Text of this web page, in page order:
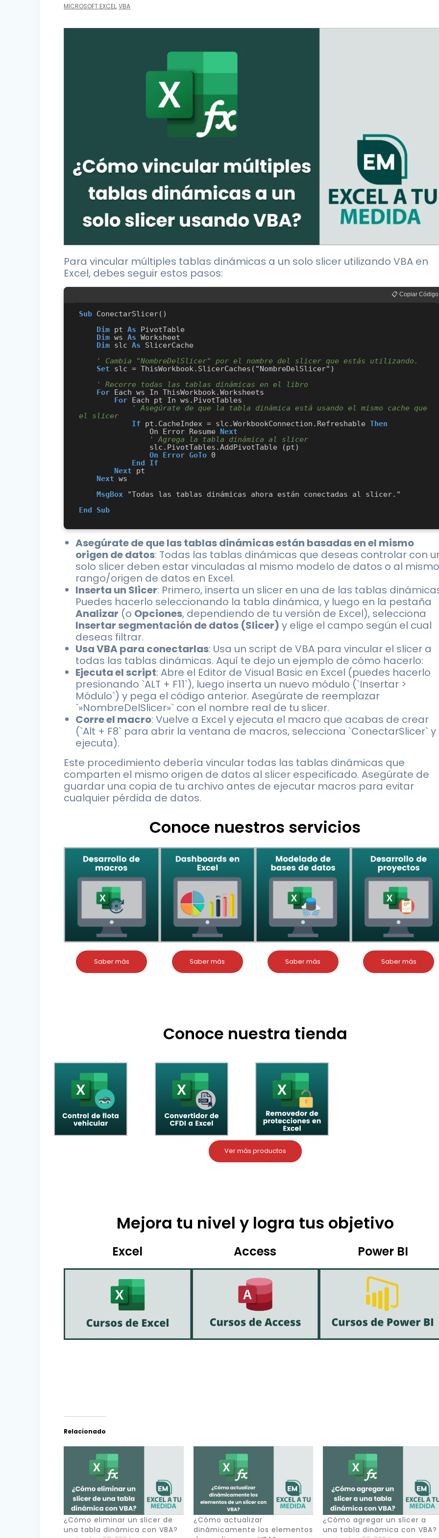
MICROSOFT EXCEL,VBA
Para vincular múltiples tablas dinámicas a un solo slicer utilizando VBA en
Excel, debes seguir estos pasos:
📋 Copiar Código
Sub ConectarSlicer()
Dim pt As PivotTable
Dim ws As Worksheet
Dim slc As SlicerCache
' Cambia "NombreDelSlicer" por el nombre del slicer que estás utilizando.
Set slc = ThisWorkbook.SlicerCaches("NombreDelSlicer")
' Recorre todas las tablas dinámicas en el libro
For Each ws In ThisWorkbook.Worksheets
For Each pt In ws.PivotTables
' Asegúrate de que la tabla dinámica está usando el mismo cache que
el slicer
If pt.CacheIndex = slc.WorkbookConnection.Refreshable Then
                On Error Resume
Next
' Agrega la tabla dinámica al slicer
On Error GoTo 0
End
If
Next pt
Next ws
MsgBox "Todas las tablas dinámicas ahora están conectadas al slicer."
End
Sub
Asegúrate de que las tablas dinámicas están basadas en el mismo
origen de datos: Todas las tablas dinámicas que deseas controlar con
solo slicer deben estar vinculadas al mismo modelo de datos o al mismo
rango/origen de datos en Excel.
Inserta un Slicer: Primero, inserta un slicer en una de las tablas
Puedes hacerlo seleccionando la tabla dinámica, y luego en la pestaña
Analizar (o Opciones, dependiendo de tu versión de Excel), selecciona
Insertar segmentación de datos (Slicer) y elige el campo según el cual
deseas filtrar.
Usa VBA para conectarlas: Usa un script de VBA para vincular el slicer a
todas las tablas dinámicas. Aquí te dejo un ejemplo de cómo hacerlo:
Ejecuta el script: Abre el Editor de Visual Basic en Excel (puedes hacerlo
presionando `ALT + F11`), luego inserta un nuevo módulo (`Insertar >
Módulo`) y pega el código anterior. Asegúrate de reemplazar
`»NombreDelSlicer»` con el nombre real de tu slicer.
Corre el macro: Vuelve a Excel y ejecuta el macro que acabas de crear
(`Alt + F8` para abrir la ventana de macros, selecciona `ConectarSlicer` y
ejecuta).
Este procedimiento debería vincular todas las tablas dinámicas que
comparten el mismo origen de datos al slicer especificado. Asegúrate de
guardar una copia de tu archivo antes de ejecutar macros para evitar
cualquier pérdida de datos.
Conoce nuestros servicios
Saber más Saber más Saber más Saber más
Conoce nuestra tienda
Ver más productos
Mejora tu nivel y logra tus objetivo
Excel Access Power BI
Relacionado
¿Cómo eliminar un slicer de
una tabla dinámica con VBA?
¿Cómo actualizar
dinámicamente los elementos
¿Cómo agregar un slicer a
una tabla dinámica con VBA?